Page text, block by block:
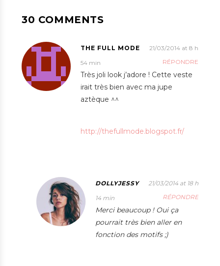
30 COMMENTS
THE FULL MODE
21/03/2014 at 8 h
54 min
RÉPONDRE
Très joli look j’adore ! Cette veste
irait très bien avec ma jupe
aztèque ^^
http://thefullmode.blogspot.fr/
DOLLYJESSY
21/03/2014 at 18 h
14 min
RÉPONDRE
Merci beaucoup ! Oui ça
pourrait très bien aller en
fonction des motifs ;)